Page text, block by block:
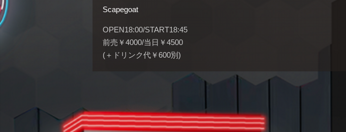
Scapegoat
OPEN18:00/START18:45
前売￥4000/当日￥4500
(＋ドリンク代￥600別)